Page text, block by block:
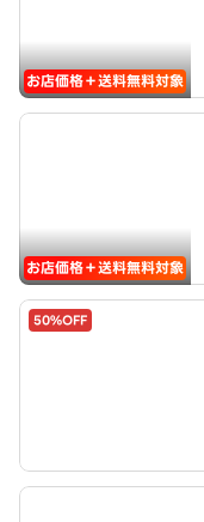
お店価格＋送料無料対象
お店価格＋送料無料対象
50%OFF